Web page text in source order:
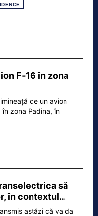
F‑16 în zona
de un avion
în zona Padina, în
să
în contextul…
astăzi că va da